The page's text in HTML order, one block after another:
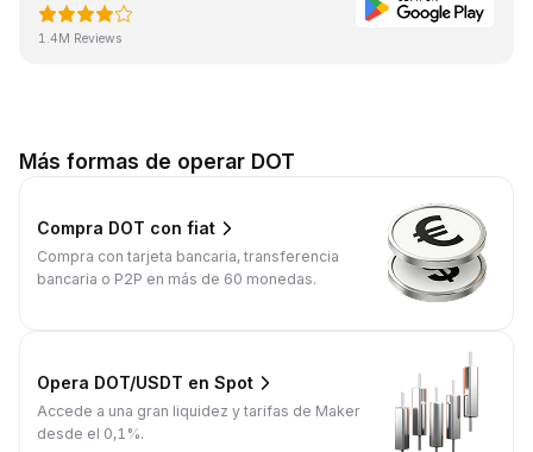
1.4M Reviews
Más formas de operar DOT
Compra DOT con fiat
Compra con tarjeta bancaria, transferencia
bancaria o P2P en más de 60 monedas.
Opera DOT/USDT en Spot
Accede a una gran liquidez y tarifas de Maker
desde el 0,1%.